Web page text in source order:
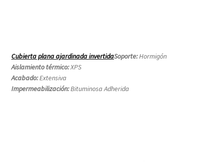
Cubierta plana ajardinada invertidaSoporte:Hormigón
Aislamiento térmico:XPS
Acabado:Extensiva
Impermeabilización:Bituminosa Adherida